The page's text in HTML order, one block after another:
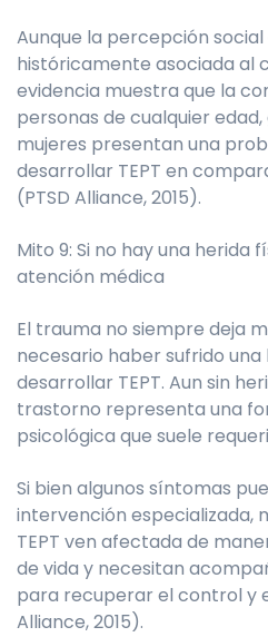
Aunque la percepción social
históricamente asociada al
evidencia muestra que la
personas de cualquier
mujeres presentan una
desarrollar TEPT en
(PTSD Alliance, 2015).
Mito 9: Si no hay una herida
atención médica
El trauma no siempre deja
necesario haber sufrido
desarrollar TEPT. Aun sin
trastorno representa una
psicológica que suele
Si bien algunos síntomas
intervención especializada,
TEPT ven afectada de
de vida y necesitan
para recuperar el control y
Alliance, 2015).